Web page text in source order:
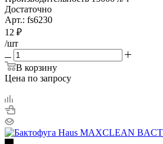
Достаточно
Арт.: fs6230
12 ₽
/шт
В корзину
Цена по запросу